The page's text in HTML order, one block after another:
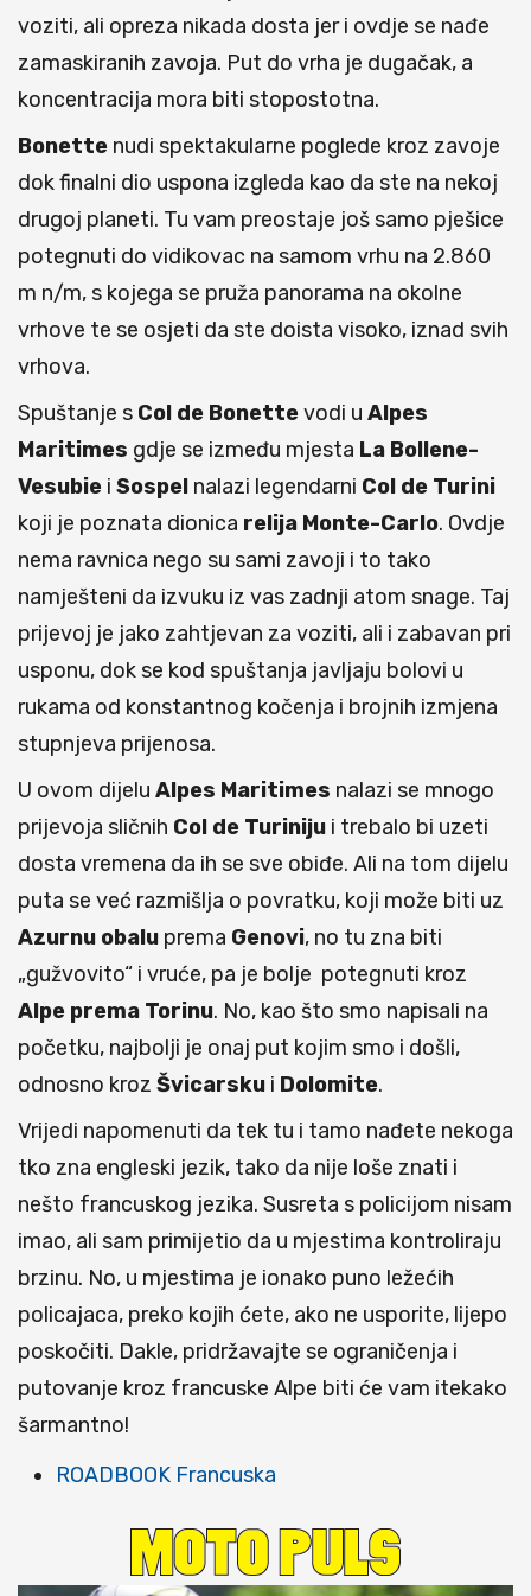
voziti, ali opreza nikada dosta jer i ovdje se nađe
zamaskiranih zavoja. Put do vrha je dugačak, a
koncentracija mora biti stopostotna.
Bonette nudi spektakularne poglede kroz zavoje
dok finalni dio uspona izgleda kao da ste na nekoj
drugoj planeti. Tu vam preostaje još samo pješice
potegnuti do vidikovac na samom vrhu na 2.860
m n/m, s kojega se pruža panorama na okolne
vrhove te se osjeti da ste doista visoko, iznad svih
vrhova.
Spuštanje s Col de Bonettevodi u Alpes
Maritimes gdje se između mjesta La Bollene-
Vesubie i Sospel nalazi legendarni Col de Turini
koji je poznata dionica relija Monte-Carlo. Ovdje
nema ravnica nego su sami zavoji i to tako
namješteni da izvuku iz vas zadnji atom snage. Taj
prijevoj je jako zahtjevan za voziti, ali i zabavan pri
usponu, dok se kod spuštanja javljaju bolovi u
rukama od konstantnog kočenja i brojnih izmjena
stupnjeva prijenosa.
U ovom dijelu Alpes Maritimes nalazi se mnogo
prijevoja sličnih Col de Turiniju i trebalo bi uzeti
dosta vremena da ih se sve obiđe. Ali na tom dijelu
puta se već razmišlja o povratku, koji može biti uz
Azurnu obalu prema Genovi, no tu zna biti
„gužvovito“ i vruće, pa je bolje potegnuti kroz
Alpe prema Torinu. No, kao što smo napisali na
početku, najbolji je onaj put kojim smo i došli,
odnosno kroz Švicarsku i Dolomite.
Vrijedi napomenuti da tek tu i tamo nađete nekoga
tko zna engleski jezik, tako da nije loše znati i
nešto francuskog jezika. Susreta s policijom nisam
imao, ali sam primijetio da u mjestima kontroliraju
brzinu. No, u mjestima je ionako puno ležećih
policajaca, preko kojih ćete, ako ne usporite, lijepo
poskočiti. Dakle, pridržavajte se ograničenja i
putovanje kroz francuske Alpe biti će vam itekako
šarmantno!
ROADBOOK Francuska